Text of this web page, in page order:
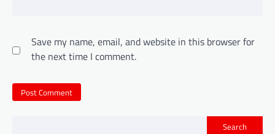
Save my name, email, and website in this browser for
the next time I comment.
Search